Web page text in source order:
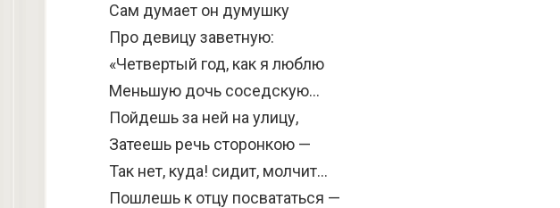
Сам думает он думушку
Про девицу заветную:
«Четвертый год, как я люблю
Меньшую дочь соседскую…
Пойдешь за ней на улицу,
Затеешь речь сторонкою —
Так нет, куда! сидит, молчит…
Пошлешь к отцу посвататься —